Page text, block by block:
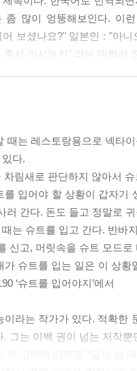
좀 많이 엉뚱해보인다. 이
보셨나요?" 일본인 : "아
혹시 아시는지" 라는 대화가
경회」편을 보면 무라카미
소설 「중국행 슬로보트
가 될까 하고 생각했다. 보
, 이 틀 속에 어떤 얘기가
당시 쓰고 싶은 것이 특별
제목을 지어놓고 그 제목
때는 레스토랑용으로 넥타
다.
차림새로 판단하지 않아서
를 입어야 할 상황이 갑자기
러 간다. 돈도 들고 정말로
는 슈트를 입고 간다. 반바
신고, 머릿속을 슈트 모드
가 슈트를 입는 일은 이 상
‘슈트를 입어야지’에서
이라는 작가가 있다. 적확한
. 그는 이백 권이 넘는 저작